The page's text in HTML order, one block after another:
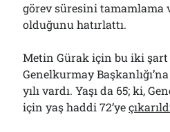
görev süresini tamamlama
olduğunu hatırlattı.
Metin Gürak için bu iki şart
Genelkurmay
yılı vardı. Yaşı da 65; ki,
için yaş haddi 72’ye